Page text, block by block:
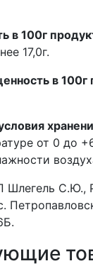
в 100г
17,0г.
в 100г
от 0 до
Шлегель С.Ю.,